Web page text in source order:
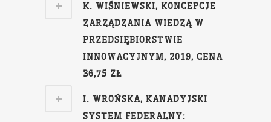
K. WIŚNIEWSKI, KONCEPCJE
ZARZĄDZANIA WIEDZĄ W
PRZEDSIĘBIORSTWIE
INNOWACYJNYM, 2019, CENA
36,75 ZŁ
I. WROŃSKA, KANADYJSKI
SYSTEM FEDERALNY: